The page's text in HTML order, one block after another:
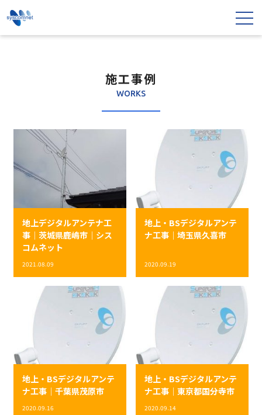
施工事例
WORKS
地上デジタルアンテナ工
事｜茨城県鹿嶋市｜シス
コムネット
2021.08.09
地上・BSデジタルアンテ
ナ工事｜埼玉県久喜市
2020.09.19
地上・BSデジタルアンテ
ナ工事｜千葉県茂原市
2020.09.16
地上・BSデジタルアンテ
ナ工事｜東京都国分寺市
2020.09.14